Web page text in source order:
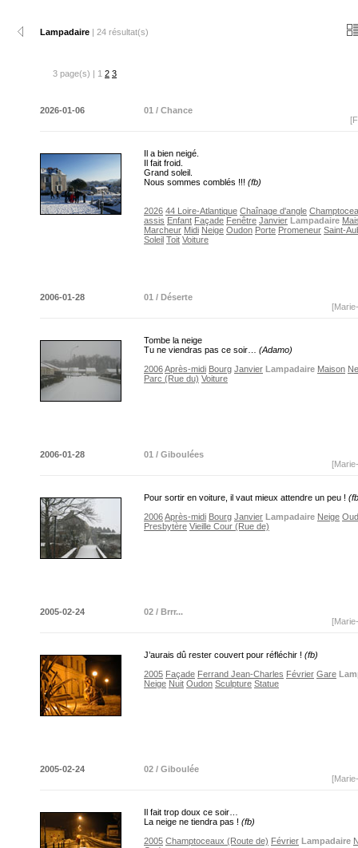
Lampadaire | 24 résultat(s)
3 page(s) | 1 2 3
2026-01-06
01 / Chance
Il a bien neigé.
Il fait froid.
Grand soleil.
Nous sommes comblés !!! (fb)
2026 44 Loire-Atlantique Chaînage d'angle
assis Enfant Façade Fenêtre Janvier Lampadaire
Marcheur Midi Neige Oudon Porte Promeneur Saint-
Soleil Toit Voiture
2006-01-28
01 / Déserte
Tombe la neige
Tu ne viendras pas ce soir… (Adamo)
2006Après-midi Bourg Janvier Lampadaire Maison
Parc (Rue du) Voiture
2006-01-28
01 / Giboulées
Pour sortir en voiture, il vaut mieux attendre un peu !
2006Après-midi Bourg Janvier Lampadaire Neige
Presbytère Vieille Cour (Rue de)
2005-02-24
02 / Brrr...
J’aurais dû rester couvert pour réfléchir ! (fb)
2005 Façade Ferrand Jean-Charles Février Gare
Neige Nuit Oudon Sculpture Statue
2005-02-24
02 / Giboulée
Il fait trop doux ce soir…
La neige ne tiendra pas ! (fb)
2005 Champtoceaux (Route de) Février Lampadaire